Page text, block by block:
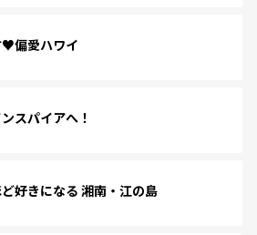
偏愛ハワイ
スパイアへ！
好きになる 湘南・江の島